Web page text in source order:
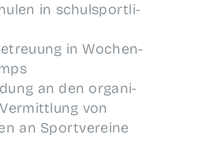
in schul­sport­li­
in Wochen­
an den orga­ni­
von
an Sportvereine